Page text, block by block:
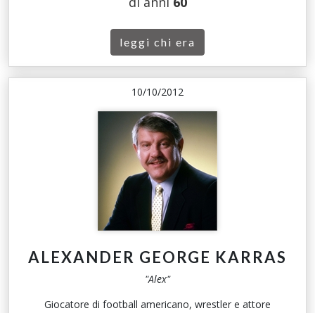
leggi chi era
10/10/2012
ALEXANDER GEORGE KARRAS
"Alex"
Giocatore di football americano, wrestler e attore